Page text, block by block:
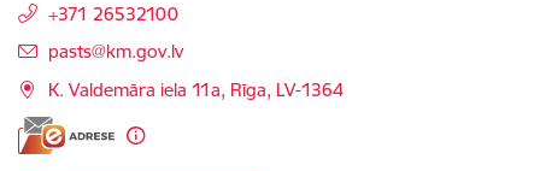
+371 26532100
E-pasts:
pasts@km.gov.lv
K. Valdemāra iela 11a, Rīga, LV-1364